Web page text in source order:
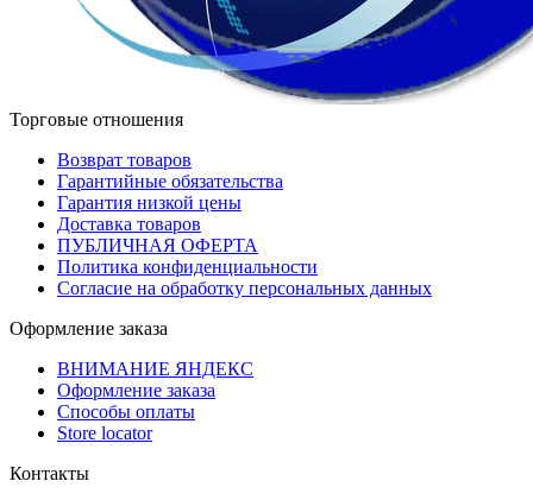
Торговые отношения
Возврат товаров
Гарантийные обязательства
Гарантия низкой цены
Доставка товаров
ПУБЛИЧНАЯ ОФЕРТА
Политика конфиденциальности
Согласие на обработку персональных данных
Оформление заказа
ВНИМАНИЕ ЯНДЕКС
Оформление заказа
Способы оплаты
Store locator
Контакты